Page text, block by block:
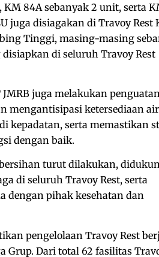
84A sebanyak 2 unit, serta
juga disiagakan di Travoy Rest
Tinggi, masing-masing
di seluruh Travoy Rest
juga melakukan penguatan
mengantisipasi ketersediaan
kepadatan, serta memastikan
dengan baik.
turut dilakukan,
di seluruh Travoy Rest, serta
dengan pihak kesehatan dan
pengelolaan Travoy Rest
Grup. Dari total 62 fasilitas